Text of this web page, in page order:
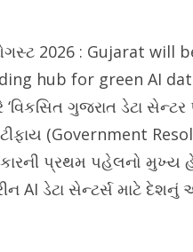
2026 : Gujarat will
hub for green AI
ગુજરાત ડેટા સેન્ટર
(Government
પ્રથમ પહેલનો મુખ્ય
AI ડેટા સેન્ટર્સ માટે